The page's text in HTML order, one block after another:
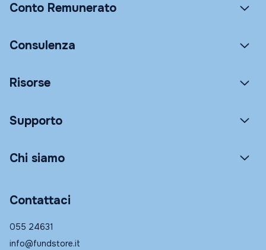
Conto Remunerato
Consulenza
Risorse
Supporto
Chi siamo
Contattaci
055 24631
info@fundstore.it